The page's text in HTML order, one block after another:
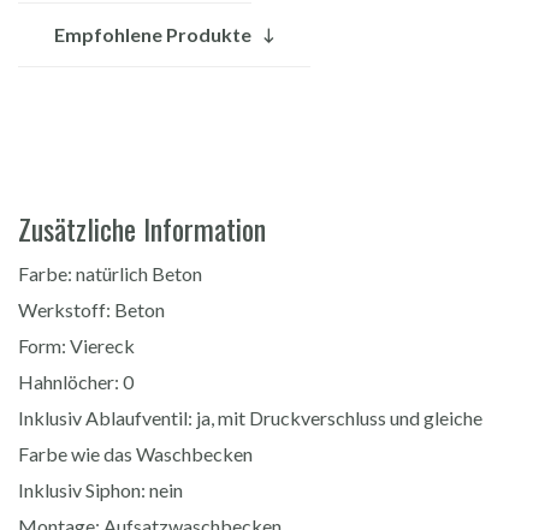
Empfohlene Produkte
Zusätzliche Information
Farbe: natürlich Beton
Werkstoff: Beton
Form: Viereck
Hahnlöcher: 0
Inklusiv Ablaufventil: ja, mit Druckverschluss und gleiche
Farbe wie das Waschbecken
Inklusiv Siphon: nein